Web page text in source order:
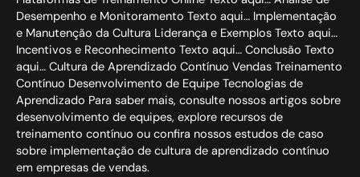
Desempenho e Monitoramento Texto aqui… Implementação
e Manutenção da Cultura Liderança e Exemplos Texto aqui…
Incentivos e Reconhecimento Texto aqui… Conclusão Texto
aqui… Cultura de Aprendizado Contínuo Vendas Treinamento
Contínuo Desenvolvimento de Equipe Tecnologias de
Aprendizado Para saber mais, consulte nossos artigos sobre
desenvolvimento de equipes, explore recursos de
treinamento contínuo ou confira nossos estudos de caso
sobre implementação de cultura de aprendizado contínuo
em empresas de vendas.